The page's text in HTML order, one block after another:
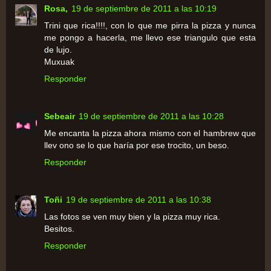
Rosa, 19 de septiembre de 2011 a las 10:19
Trini que rica!!!!, con lo que me pirra la pizza y nunca
me pongo a hacerla, me llevo ese triangulo que esta
de lujo.
Muxuak
Responder
Sebeair 19 de septiembre de 2011 a las 10:28
Me encanta la pizza ahora mismo con el hambrew que
llev ono se lo que haría por ese trocito, un beso.
Responder
Toñi 19 de septiembre de 2011 a las 10:38
Las fotos se ven muy bien y la pizza muy rica.
Besitos.
Responder